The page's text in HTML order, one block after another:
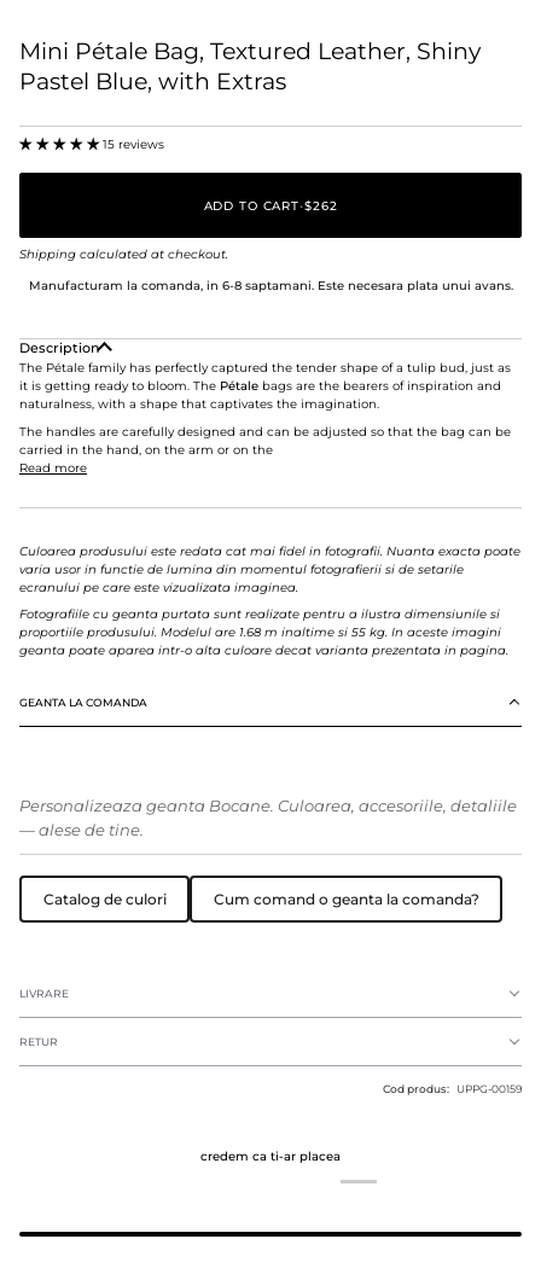
Mini Pétale Bag, Textured Leather, Shiny
Pastel Blue, with Extras
15 reviews
ADD TO CART•$262
Shipping calculated at checkout.
Manufacturam la comanda, in 6-8 saptamani. Este necesara plata unui avans.
Description
The Pétale family has perfectly captured the tender shape of a tulip bud, just as
it is getting ready to bloom. The Pétale bags are the bearers of inspiration and
naturalness, with a shape that captivates the imagination.
The handles are carefully designed and can be adjusted so that the bag can be
carried in the hand, on the arm or on the
Read more
Culoarea produsului este redata cat mai fidel in fotografii. Nuanta exacta poate
varia usor in functie de lumina din momentul fotografierii si de setarile
ecranului pe care este vizualizata imaginea.
Fotografiile cu geanta purtata sunt realizate pentru a ilustra dimensiunile si
proportiile produsului. Modelul are 1.68 m inaltime si 55 kg. In aceste imagini
geanta poate aparea intr-o alta culoare decat varianta prezentata in pagina.
GEANTA LA COMANDA
Personalizeaza geanta Bocane. Culoarea, accesoriile, detaliile
— alese de tine.
Catalog de culori Cum comand o geanta la comanda?
LIVRARE
RETUR
Cod produs: UPPG-00159
credem ca ti-ar placea